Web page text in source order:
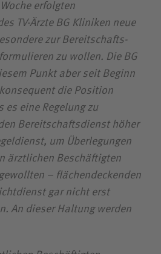
erfolgten
TV-Ärzte BG Kliniken neue
zur Bereitschafts­
zu wollen. Die BG
Punkt aber seit Beginn
die Position
es eine Regelung zu
Bereitschafts­dienst höher
um Überlegungen
ärztlichen Beschäftigten
– flächendeckenden
gar nicht erst
An dieser Haltung werden